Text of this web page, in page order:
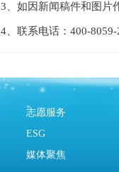
3、如因新闻稿件和图片
4、联系电话：400-
志愿服务
ESG
媒体聚焦